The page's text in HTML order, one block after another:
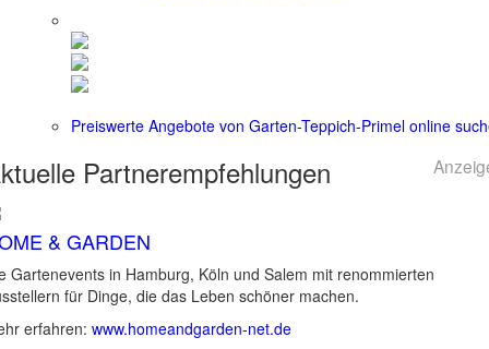
Preiswerte Angebote von Garten-Teppich-Primel online
Partnerempfehlungen
& GARDEN
Gartenevents in Hamburg, Köln und Salem mit renommierten
für Dinge, die das Leben schöner machen.
erfahren: www.homeandgarden-net.de